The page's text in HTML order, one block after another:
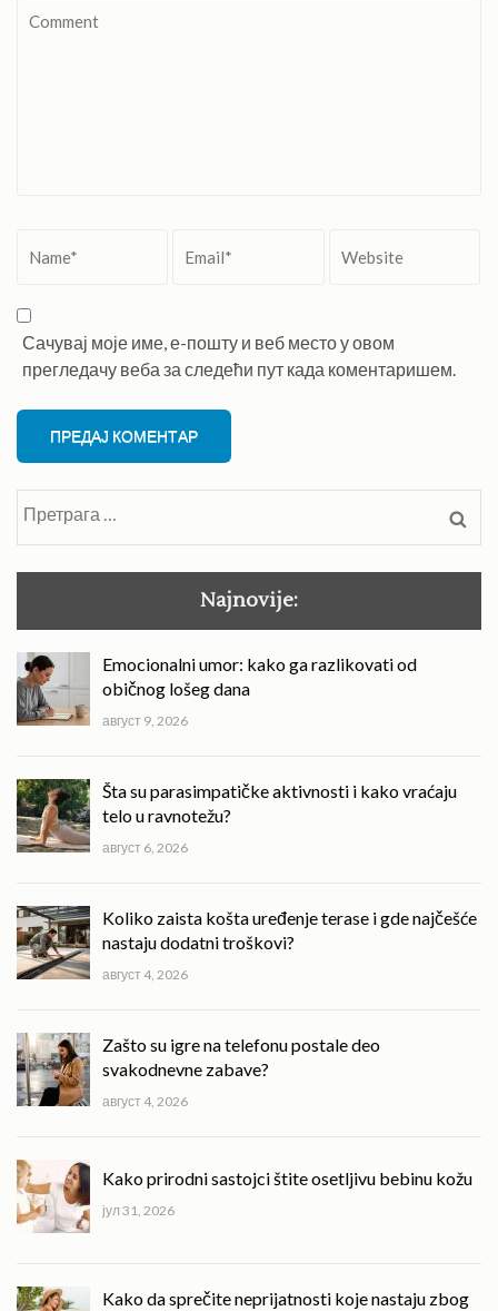
Сачувај моје име, е-пошту и веб место у овом
прегледачу веба за следећи пут када коментаришем.
Najnovije:
Emocionalni umor: kako ga razlikovati od
običnog lošeg dana
август 9, 2026
Šta su parasimpatičke aktivnosti i kako vraćaju
telo u ravnotežu?
август 6, 2026
Koliko zaista košta uređenje terase i gde najčešće
nastaju dodatni troškovi?
август 4, 2026
Zašto su igre na telefonu postale deo
svakodnevne zabave?
август 4, 2026
Kako prirodni sastojci štite osetljivu bebinu kožu
јул 31, 2026
Kako da sprečite neprijatnosti koje nastaju zbog